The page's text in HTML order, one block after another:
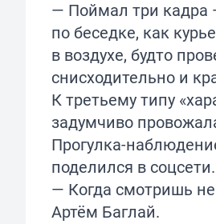
— Поймал три кадра
по беседке, как
в воздухе, будто
снисходительно и
К третьему типу
задумчиво
Прогулка-
поделился в соцсети.
— Когда смотришь
Артём Баглай.